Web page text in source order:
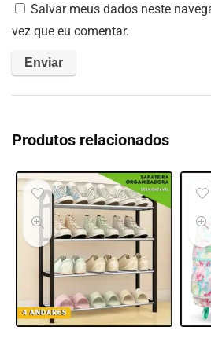
Salvar meus dados neste
vez que eu comentar.
Produtos relacionados